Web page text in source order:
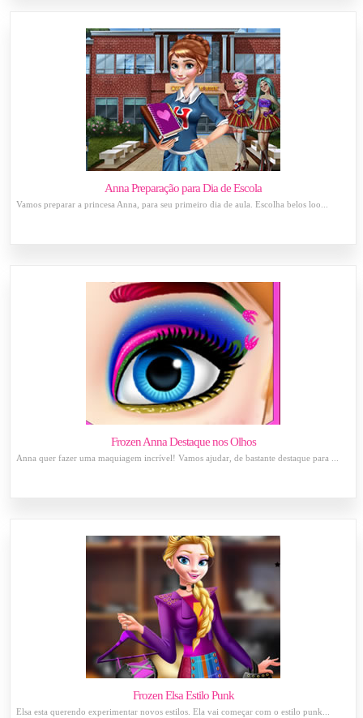
Anna Preparação para Dia de Escola
Vamos preparar a princesa Anna, para seu primeiro dia de aula. Escolha belos loo...
Frozen Anna Destaque nos Olhos
Anna quer fazer uma maquiagem incrível! Vamos ajudar, de bastante destaque para ...
Frozen Elsa Estilo Punk
Elsa esta querendo experimentar novos estilos. Ela vai começar com o estilo punk...